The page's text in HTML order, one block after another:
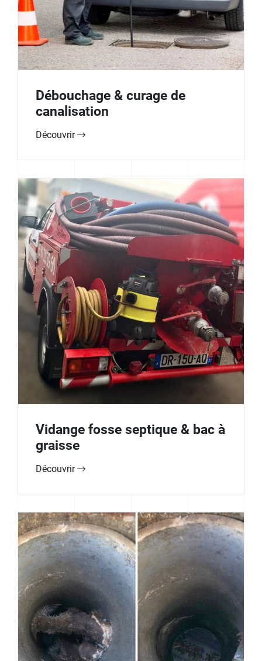
Débouchage & curage de
canalisation
Découvrir
Vidange fosse septique & bac à
graisse
Découvrir